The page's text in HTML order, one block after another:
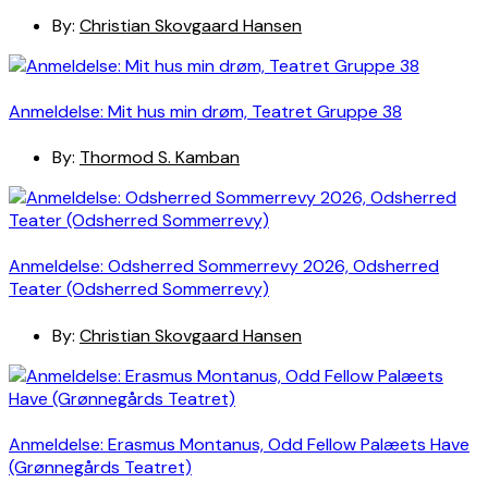
By: Christian Skovgaard Hansen
Anmeldelse: Mit hus min drøm, Teatret Gruppe 38
By: Thormod S. Kamban
Anmeldelse: Odsherred Sommerrevy 2026, Odsherred
Teater (Odsherred Sommerrevy)
By: Christian Skovgaard Hansen
Anmeldelse: Erasmus Montanus, Odd Fellow Palæets Have
(Grønnegårds Teatret)